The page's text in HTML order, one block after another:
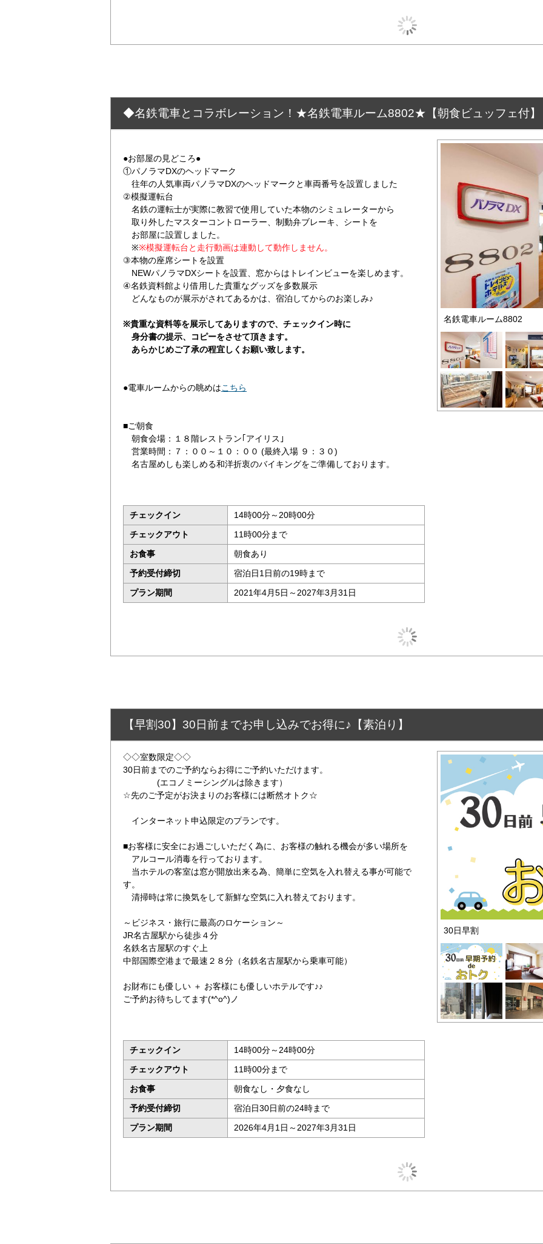
◆名鉄電車とコラボレーション！★名鉄電車ルーム8802★【朝食ビュッフェ付】
●お部屋の見どころ●
①パノラマDXのヘッドマーク
往年の人気車両パノラマDXのヘッドマークと車両番号を設置しました
②模擬運転台
名鉄の運転士が実際に教習で使用していた本物のシミュレーターから
取り外したマスターコントローラー、制動弁ブレーキ、シートを
お部屋に設置しました。
※※模擬運転台と走行動画は連動して動作しません。
③本物の座席シートを設置
NEWパノラマDXシートを設置、窓からはトレインビューを楽しめます。
④名鉄資料館より借用した貴重なグッズを多数展示
どんなものが展示がされてあるかは、宿泊してからのお楽しみ♪
※貴重な資料等を展示してありますので、チェックイン時に
身分書の提示、コピーをさせて頂きます。
あらかじめご了承の程宜しくお願い致します。
●電車ルームからの眺めはこちら
■ご朝食
朝食会場：１８階レストラン｢アイリス｣
営業時間：７：００～１０：００ (最終入場 ９：３０)
名古屋めしも楽しめる和洋折衷のバイキングをご準備しております。
チェックイン
14時00分～20時00分
チェックアウト
11時00分まで
お食事
朝食あり
予約受付締切
宿泊日1日前の19時まで
プラン期間
2021年4月5日～2027年3月31日
名鉄電車ルーム8802
【早割30】30日前までお申し込みでお得に♪【素泊り】
◇◇室数限定◇◇
30日前までのご予約ならお得にご予約いただけます。
(エコノミーシングルは除きます）
☆先のご予定がお決まりのお客様には断然オトク☆
インターネット申込限定のプランです。
■お客様に安全にお過ごしいただく為に、お客様の触れる機会が多い場所を
アルコール消毒を行っております。
当ホテルの客室は窓が開放出来る為、簡単に空気を入れ替える事が可能で
す。
清掃時は常に換気をして新鮮な空気に入れ替えております。
～ビジネス・旅行に最高のロケーション～
JR名古屋駅から徒歩４分
名鉄名古屋駅のすぐ上
中部国際空港まで最速２８分（名鉄名古屋駅から乗車可能）
お財布にも優しい ＋ お客様にも優しいホテルです♪♪
ご予約お待ちしてます(*^o^)ノ
チェックイン
14時00分～24時00分
チェックアウト
11時00分まで
お食事
朝食なし・夕食なし
予約受付締切
宿泊日30日前の24時まで
プラン期間
2026年4月1日～2027年3月31日
30日早割